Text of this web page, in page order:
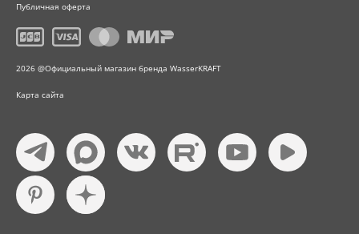
Публичная оферта
2026 @Официальный магазин бренда WasserKRAFT
Карта сайта